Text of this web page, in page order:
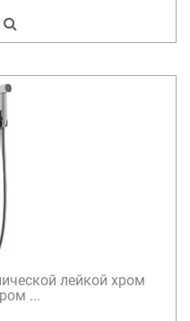
лейкой хром
...